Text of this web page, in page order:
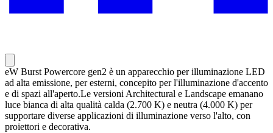
eW Burst Powercore gen2 è un apparecchio per illuminazione LED
ad alta emissione, per esterni, concepito per l'illuminazione d'accento
e di spazi all'aperto.Le versioni Architectural e Landscape emanano
luce bianca di alta qualità calda (2.700 K) e neutra (4.000 K) per
supportare diverse applicazioni di illuminazione verso l'alto, con
proiettori e decorativa.